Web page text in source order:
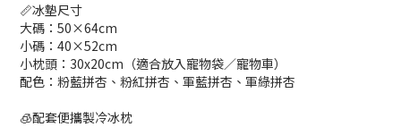
📏冰墊尺寸
大碼：50×64cm
小碼：40×52cm
小枕頭：30x20cm（適合放入寵物袋／寵物車）
配色：粉藍拼杏、粉紅拼杏、軍藍拼杏、軍綠拼杏
🧊配套便攜製冷冰枕